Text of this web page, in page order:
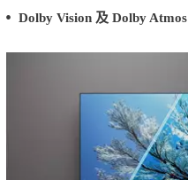
Dolby Vision 及 Dolby Atmos